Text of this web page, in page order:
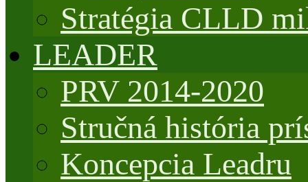
Stratégia CLLD
LEADER
PRV 2014-2020
Stručná história
Koncepcia Leadru